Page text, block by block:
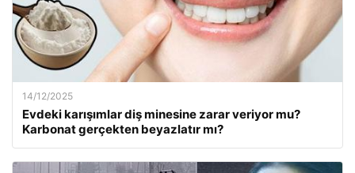
14/12/2025
Evdeki karışımlar diş minesine zarar veriyor mu?
Karbonat gerçekten beyazlatır mı?